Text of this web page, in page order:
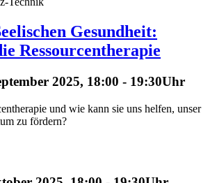
Gesundheit:
Ressourcentherapie
2025, 18:00 - 19:30Uhr
und wie kann sie uns helfen, unser
zu fördern?